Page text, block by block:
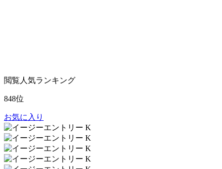
閲覧人気ランキング
848位
お気に入り